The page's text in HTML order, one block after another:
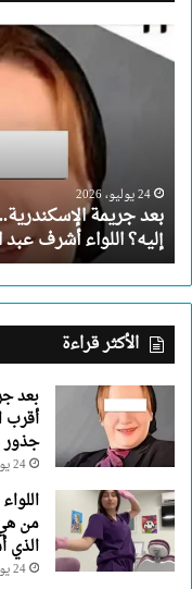
بعد
جريمة
لقتل
أقرب
الناس
إليه؟
اللواء
أشرف
عبد
العزيز
جذور
العنف
الأسري
24 يوليو، 2026
بعد جريمة
إليه؟ اللواء أشرف
الأكثر قراءة
بعد
أقرب
جذور
24 يوليو، 2026
من
الذي
24 يوليو، 2026